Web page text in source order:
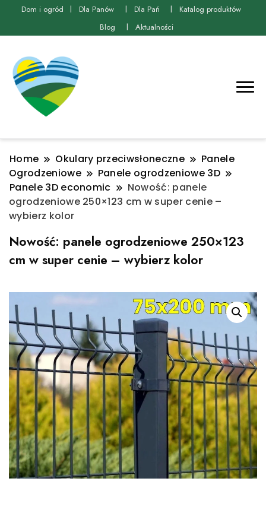
Dom i ogród Dla Panów Dla Pań
Katalog produktów
Blog
Aktualności
Home Okulary przeciwsłoneczne
Panele
Ogrodzeniowe
Panele ogrodzeniowe 3D
Panele 3D economic
Nowość: panele
ogrodzeniowe 250×123 cm w super cenie –
wybierz kolor
Nowość: panele ogrodzeniowe 250×123
cm w super cenie – wybierz kolor